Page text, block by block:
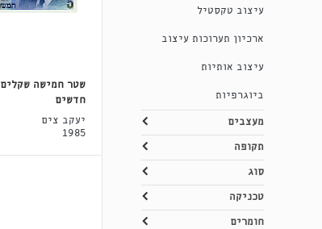
עיצוב טקסטיל
ארכיון תערוכות עיצוב
עיצוב אותיות
ביוגרפיות
מעצבים
תקופה
סוג
טכניקה
חומרים
שטר חמישה שקלים
חדשים
יעקב צים
1985